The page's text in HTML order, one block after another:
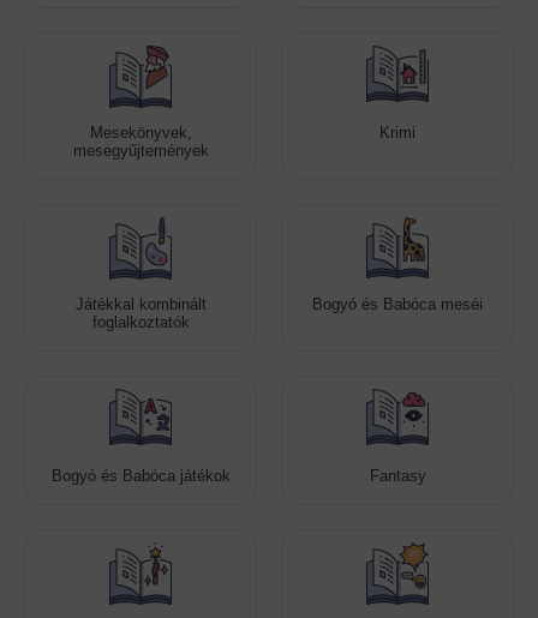
Mesekönyvek,
mesegyűjtemények
Krimi
Játékkal kombinált
foglalkoztatók
Bogyó és Babóca meséi
Bogyó és Babóca játékok Fantasy